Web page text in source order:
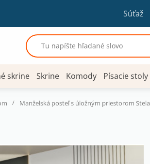
Súťaž
skrine Skrine Komody Písacie stoly
/ Manželská posteľ s úložným priestorom Stela